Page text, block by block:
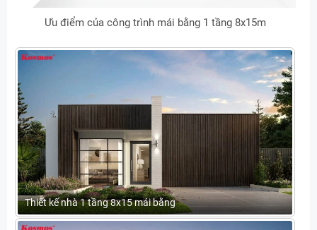
Ưu điểm của công trình mái bằng 1 tầng 8x15m
Thiết kế nhà 1 tầng 8x15 mái bằng